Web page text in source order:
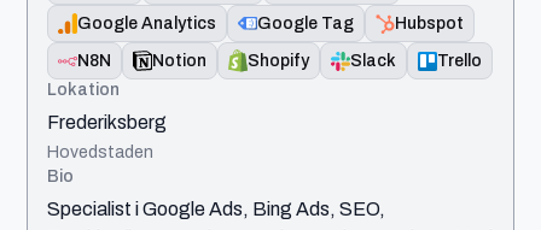
Google Analytics
Google Tag
Hubspot
N8N
Notion Shopify Slack
Trello
Lokation
Frederiksberg
Hovedstaden
Bio
Specialist i Google Ads, Bing Ads, SEO,